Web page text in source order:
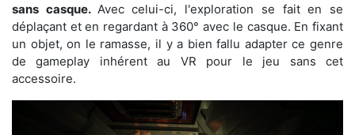
sans casque. Avec celui-ci, l'exploration se fait en se
déplaçant et en regardant à 360° avec le casque. En fixant
un objet, on le ramasse, il y a bien fallu adapter ce genre
de gameplay inhérent au VR pour le jeu sans cet
accessoire.